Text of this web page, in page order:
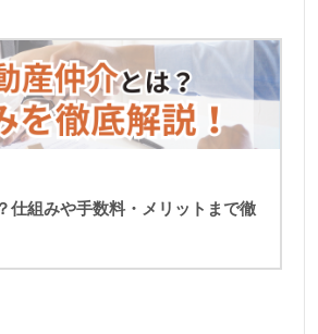
仕組みや手数料・メリットまで徹